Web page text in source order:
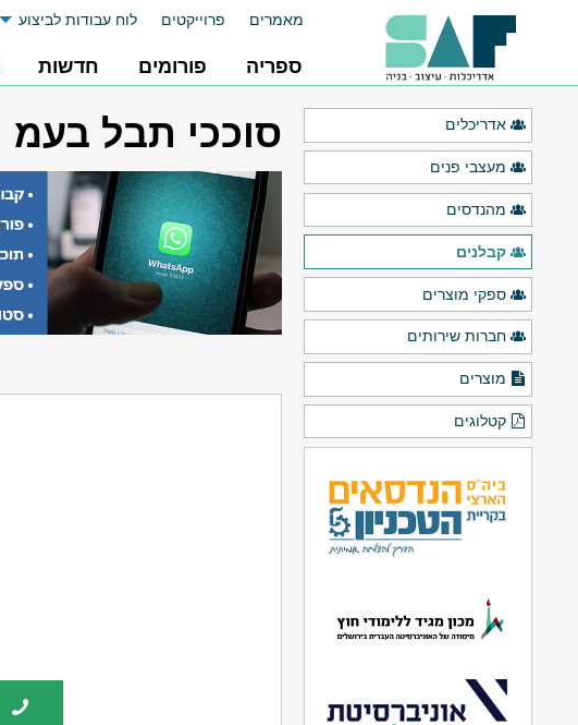
מאמרים פרוייקטים לוח עבודות לביצוע
ספריה פורומים חדשות
סוככי תבל בעמ אדריכלים
מעצבי פנים
מהנדסים
קבלנים
ספקי מוצרים
חברות שירותים
מוצרים
קטלוגים